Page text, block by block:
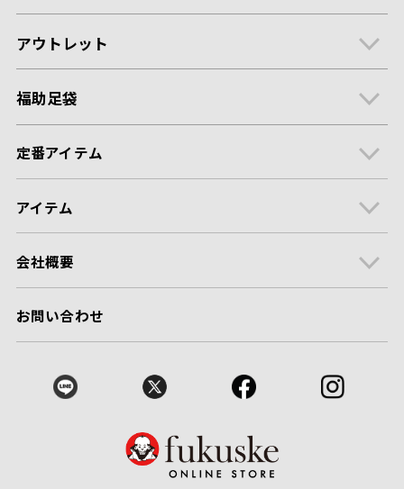
アウトレット
福助足袋
定番アイテム
アイテム
会社概要
お問い合わせ